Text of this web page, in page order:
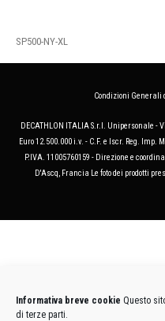
Informativa breve cookie Questo
di terze parti.
SP500-NY-XL
Condizioni Generali
DECATHLON ITALIA S.r.l. Unipersonale -
Euro 12.500.000 i.v. - C.F. e Iscr. Reg. Imp.
P.IVA. 11005760159 - Direzione e
D'Ascq, Francia Le foto dei prodotti